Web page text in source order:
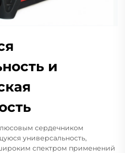
и
сердечником
универсальность,
спектром применений